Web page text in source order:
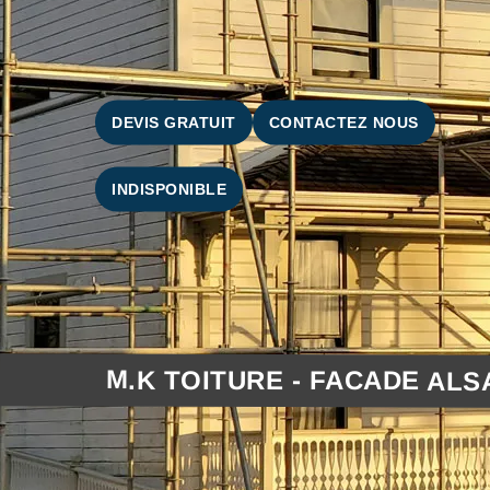
DEVIS GRATUIT CONTACTEZ NOUS
INDISPONIBLE
M.K TOITURE - FACADE